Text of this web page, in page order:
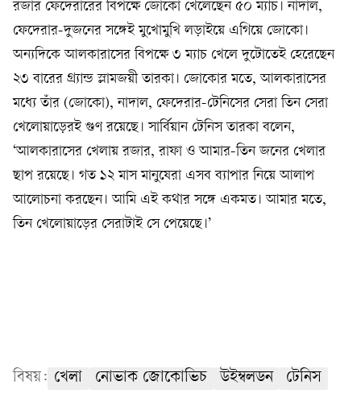
রজার ফেদেরারের বিপক্ষে জোকো খেলেছেন ৫০ ম্যাচ। নাদাল,
ফেদেরার-দুজনের সঙ্গেই মুখোমুখি লড়াইয়ে এগিয়ে জোকো।
অন্যদিকে আলকারাসের বিপক্ষে ৩ ম্যাচ খেলে দুটোতেই হেরেছেন
২৩ বারের গ্র্যান্ড স্লামজয়ী তারকা। জোকোর মতে, আলকারাসের
মধ্যে তাঁর (জোকো), নাদাল, ফেদেরার-টেনিসের সেরা তিন সেরা
খেলোয়াড়েরই গুণ রয়েছে। সার্বিয়ান টেনিস তারকা বলেন,
‘আলকারাসের খেলায় রজার, রাফা ও আমার-তিন জনের খেলার
ছাপ রয়েছে। গত ১২ মাস মানুষেরা এসব ব্যাপার নিয়ে আলাপ
আলোচনা করছেন। আমি এই কথার সঙ্গে একমত। আমার মতে,
তিন খেলোয়াড়ের সেরাটাই সে পেয়েছে।’
বিষয়: খেলা নোভাক জোকোভিচ উইম্বলডন টেনিস